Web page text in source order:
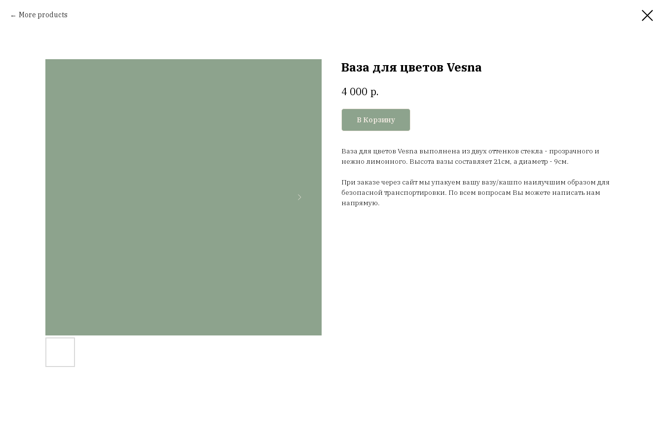
More products
Ваза для цветов Vesna
4 000 р.
В Корзину
Ваза для цветов Vesna выполнена из двух оттенков стекла - прозрачного и
нежно лимонного. Высота вазы составляет 21см, а диаметр - 9см.
При заказе через сайт мы упакуем вашу вазу/кашпо наилучшим образом для
безопасной транспортировки. По всем вопросам Вы можете написать нам
напрямую.